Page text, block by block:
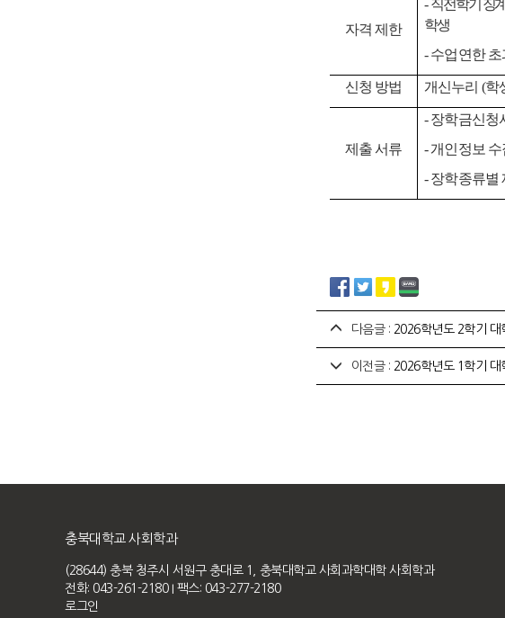
자격 제한
-직전학기 징
학생
-수업연한
신청 방법 개신누리 (학
제출 서류
-장학금신청
-개인정보 수
-장학종류별
다음글 : 2026학년도 2학기 대
이전글 : 2026학년도 1학기 대
충북대학교 사회학과
(28644) 충북 청주시 서원구 충대로 1, 충북대학교 사회과학대학 사회학과
전화: 043-261-2180 I 팩스: 043-277-2180
로그인